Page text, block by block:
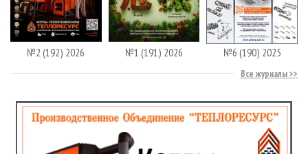
№2 (192) 2026 №1 (191) 2026 №6 (190) 2025
Все журналы